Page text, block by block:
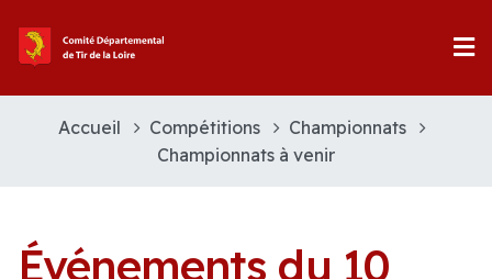
Accueil Compétitions
Championnats
Championnats à venir
Événements du 10